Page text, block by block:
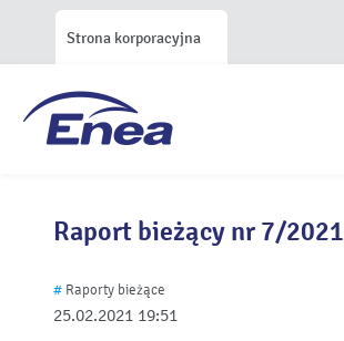
Strona korporacyjna
Raport bieżący nr 7/2021
25.02.2021 19:51
# Raporty bieżące